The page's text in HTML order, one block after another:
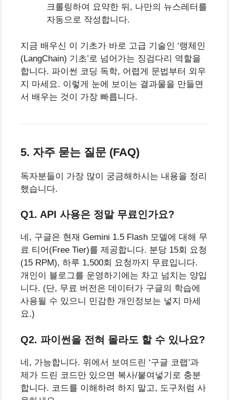
크롤링하여 요약한 뒤, 나만의 뉴스레터를
자동으로 작성합니다.
지금 배우신 이 기초가 바로 고급 기술인 ‘랭체인
(LangChain) 기초’로 넘어가는 징검다리 역할을
합니다. 파이썬 코딩 독학, 어렵게 문법부터 외우
지 마세요. 이렇게 눈에 보이는 결과물을 만들면
서 배우는 것이 가장 빠릅니다.
5. 자주 묻는 질문 (FAQ)
독자분들이 가장 많이 궁금해하시는 내용을 정리
했습니다.
Q1. API 사용은 정말 무료인가요?
네, 구글은 현재 Gemini 1.5 Flash 모델에 대해 무
료 티어(Free Tier)를 제공합니다. 분당 15회 요청
(15 RPM), 하루 1,500회 요청까지 무료입니다.
개인이 블로그를 운영하기에는 차고 넘치는 양입
니다. (단, 무료 버전은 데이터가 구글의 학습에
사용될 수 있으니 민감한 개인정보는 넣지 마세
요.)
Q2. 파이썬을 전혀 몰라도 할 수 있나요?
네, 가능합니다. 위에서 보여드린 ‘구글 코랩’과
제가 드린 코드만 있으면 복사/붙여넣기로 충분
합니다. 코드를 이해하려 하지 말고, 도구처럼 사